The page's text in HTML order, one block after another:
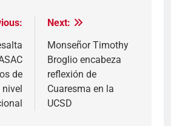
de
Next:
Monseñor Timothy
Broglio encabeza
reflexión de
Cuaresma en la
UCSD